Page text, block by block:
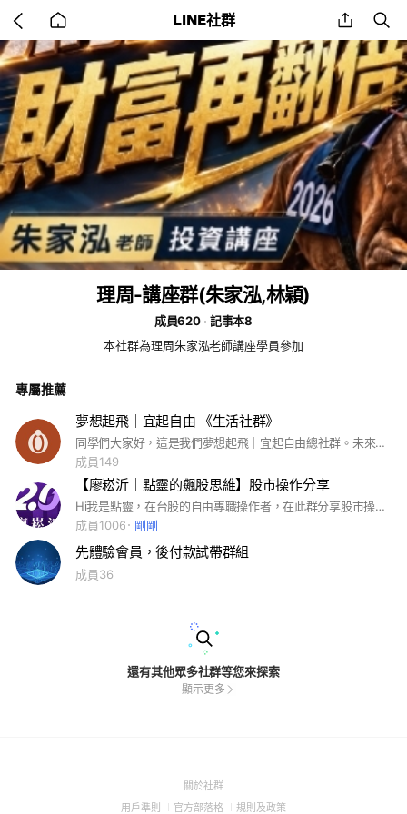
back
to
home
LINE社群 share
理周-講座群(朱家泓,林穎)
成員620
記事本8
本社群為理周朱家泓老師講座學員參加
專屬推薦
夢想起飛｜宜起自由 《生活社群》
同學們大家好，這是我們夢想起飛｜宜起自由總社群。未來希望可以提供給大家更全方位的服務，邁向更完整、財富、生活、心理自由。 大家除了在這裡可以分享上課所學，在財經之上，我們也將逐步加入生活X 健康 X 品味 X 心靈，打造真正全方位陪伴社群，期待您的加入，我們共同豐富這個園地🌿
成員149
【廖崧沂｜點靈的飆股思維】股市操作分享
Hi我是點靈，在台股的自由專職操作者，在此群分享股市操作，純屬個人心得，無建議買賣，資料提供參考，投資時獨立思考，審慎評估承擔風險 ❌禁止討論買賣點 ❌禁止攻擊言論
成員1006
剛剛
先體驗會員，後付款試帶群組
成員36
還有其他眾多社群等您來探索
顯示更多
關於社群(Open
用戶準則 (Open
官方部落格 (Open
規則及政策(Open